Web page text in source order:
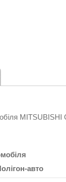
MITSUBISHI
-авто